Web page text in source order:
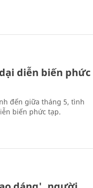
diễn biến phức
đến giữa tháng 5, tình
biến phức tạp.